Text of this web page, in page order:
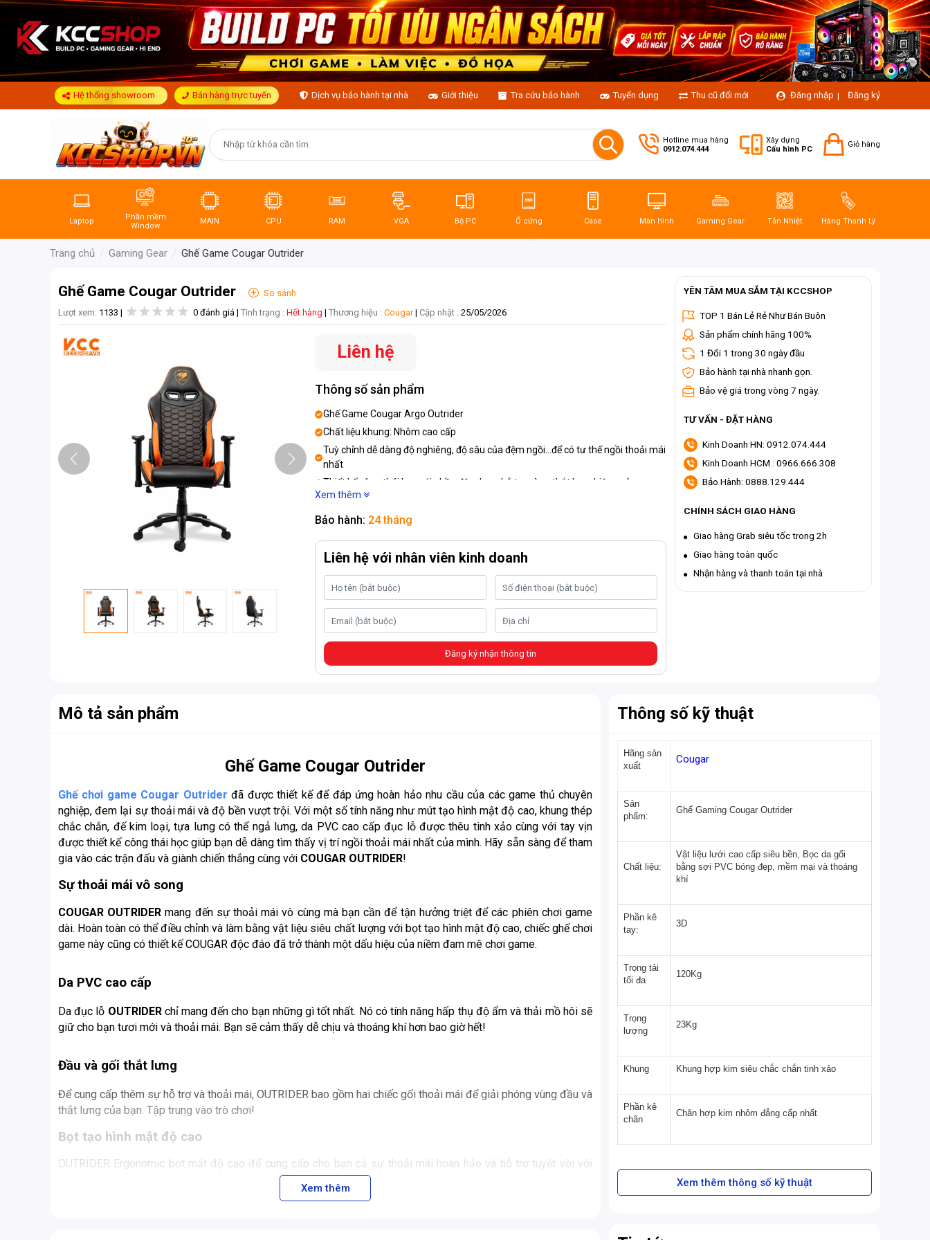
Hệ thống showroom Bán hàng trực tuyến Dịch vụ bảo hành tại nhà Giới thiệu Tra cứu bảo hành Tuyển dụng Thu cũ đổi mới Đăng nhập | Đăng ký
Hotline mua hàng
0912.074.444
Xây dựng
Cấu hình PC
Giỏ hàng
Laptop
Phần mềm
Window
MAIN CPU RAM VGA Bộ PC Ổ cứng Case Màn hình Gaming Gear Tản Nhiệt Hàng Thanh Lý
Trang chủ Gaming Gear Ghế Game Cougar Outrider
Ghế Game Cougar Outrider +
So sánh
Lượt xem: 1133 | 0 đánh giá | Tình trạng : Hết hàng | Thương hiệu : Cougar | Cập nhật : 25/05/2026
Liên hệ
Thông số sản phẩm
Ghế Game Cougar Argo Outrider
Chất liệu khung: Nhôm cao cấp
Tuỳ chỉnh dễ dàng độ nghiêng, độ sâu của đệm ngồi...để có tư thế ngồi thoải mái
nhất
Thiết kế công thái học với phần đệm lưng hỗ trợ vùng thắt lưng hiệu quả
Chân ghế kim loại 5 cánh chắc chắn
Xem thêm
Bảo hành: 24 tháng
Liên hệ với nhân viên kinh doanh
Đăng ký nhận thông tin
YÊN TÂM MUA SẮM TẠI KCCSHOP
TOP 1 Bán Lẻ Rẻ Như Bán Buôn
Sản phẩm chính hãng 100%
1 Đổi 1 trong 30 ngày đầu
Bảo hành tại nhà nhanh gọn.
Bảo vệ giá trong vòng 7 ngày.
TƯ VẤN - ĐẶT HÀNG
Kinh Doanh HN: 0912.074.444
Kinh Doanh HCM : 0966.666.308
Bảo Hành: 0888.129.444
CHÍNH SÁCH GIAO HÀNG
Giao hàng Grab siêu tốc trong 2h
Giao hàng toàn quốc
Nhận hàng và thanh toán tại nhà
Mô tả sản phẩm
Ghế Game Cougar Outrider
Ghế chơi game Cougar Outrider đã được thiết kế để đáp ứng hoàn hảo nhu cầu của các game thủ chuyên
nghiệp, đem lại sự thoải mái và độ bền vượt trội. Với một số tính năng như mút tạo hình mật độ cao, khung thép
chắc chắn, đế kim loại, tựa lưng có thể ngả lưng, da PVC cao cấp đục lỗ được thêu tinh xảo cùng với tay vịn
được thiết kế công thái học giúp bạn dễ dàng tìm thấy vị trí ngồi thoải mái nhất của mình. Hãy sẵn sàng để tham
gia vào các trận đấu và giành chiến thắng cùng với COUGAR OUTRIDER!
Sự thoải mái vô song
COUGAR OUTRIDER mang đến sự thoải mái vô cùng mà bạn cần để tận hưởng triệt để các phiên chơi game
dài. Hoàn toàn có thể điều chỉnh và làm bằng vật liệu siêu chất lượng với bọt tạo hình mật độ cao, chiếc ghế chơi
game này cũng có thiết kế COUGAR độc đáo đã trở thành một dấu hiệu của niềm đam mê chơi game.
Da PVC cao cấp
Da đục lỗ OUTRIDERchỉ mang đến cho bạn những gì tốt nhất. Nó có tính năng hấp thụ độ ẩm và thải mồ hôi sẽ
giữ cho bạn tươi mới và thoải mái. Bạn sẽ cảm thấy dễ chịu và thoáng khí hơn bao giờ hết!
Đầu và gối thắt lưng
Để cung cấp thêm sự hỗ trợ và thoải mái, OUTRIDER bao gồm hai chiếc gối thoải mái để giải phóng vùng đầu và
thắt lưng của bạn. Tập trung vào trò chơi!
Bọt tạo hình mật độ cao
OUTRIDER Ergonomic bọt mật độ cao để cung cấp cho bạn cả sự thoải mái hoàn hảo và hỗ trợ tuyệt vời với
hình dạng phong cách tốt hơn và ngăn ngừa biến dạng.
Xem thêm
Thông số kỹ thuật
Hãng sản
xuất
Cougar
Sản
phẩm:
Ghế Gaming Cougar Outrider
Chất liệu:
Vật liệu lưới cao cấp siêu bền, Bọc da gối
bằng sợi PVC bóng đẹp, mềm mại và thoáng
khí
Phần kê
tay:
3D
Trọng tải
tối đa
120Kg
Trọng
lượng
23Kg
Khung Khung hợp kim siêu chắc chắn tinh xảo
Phần kê
chân
Chân hợp kim nhôm đẳng cấp nhất
Xem thêm thông số kỹ thuật